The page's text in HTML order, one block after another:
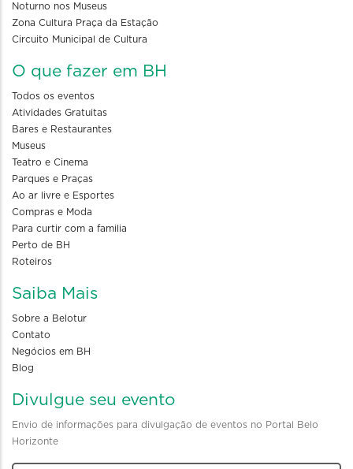
Noturno nos Museus
Zona Cultura Praça da Estação
Circuito Municipal de Cultura
O que fazer em BH
Todos os eventos
Atividades Gratuitas
Bares e Restaurantes
Museus
Teatro e Cinema
Parques e Praças
Ao ar livre e Esportes
Compras e Moda
Para curtir com a familia
Perto de BH
Roteiros
Saiba Mais
Sobre a Belotur
Contato
Negócios em BH
Blog
Divulgue seu evento
Envio de informações para divulgação de eventos no Portal Belo
Horizonte